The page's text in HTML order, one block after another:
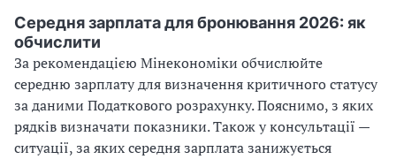
Середня зарплата для бронювання 2026: як
обчислити
За рекомендацією Мінекономіки обчислюйте
середню зарплату для визначення критичного статусу
за даними Податкового розрахунку. Пояснимо, з яких
рядків визначати показники. Також у консультації —
ситуації, за яких середня зарплата занижується